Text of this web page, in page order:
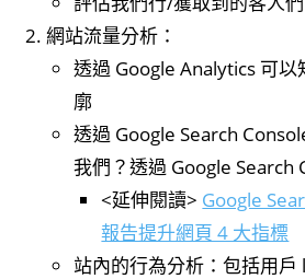
網站流量分析：
透過 Google Analytics 可
廓
透過 Google Search
我們？透過 Google Search
<延伸閱讀> Google
報告提升網頁 4 大指標
站內的行為分析：包括用